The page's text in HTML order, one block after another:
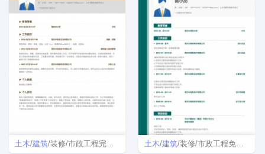
土木/建筑/装修/市政工程完整免费简历模板范文 土木/建筑/装修/市政工程免费简历模板范文